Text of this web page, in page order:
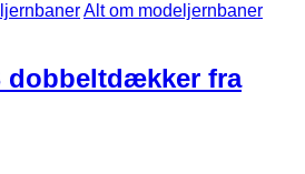
Alt om modeljernbaner
dobbeltdækker fra